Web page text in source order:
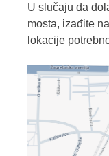
U slučaju da
mosta, izađite
lokacije